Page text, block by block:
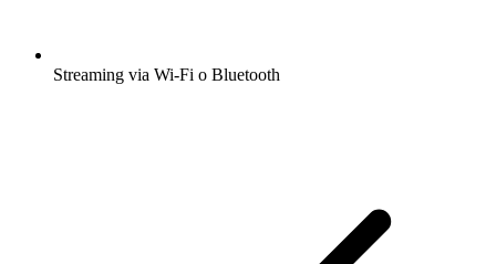
Streaming via Wi-Fi o Bluetooth